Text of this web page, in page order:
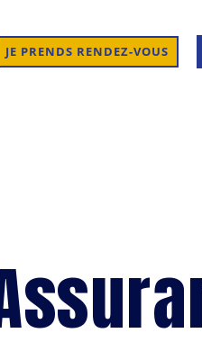
JE PRENDS RENDEZ-VOUS